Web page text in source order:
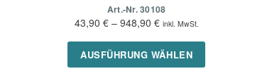
Art.-Nr. 30108
43,90 €– 948,90 € inkl. MwSt.
AUSFÜHRUNG WÄHLEN
Produkt